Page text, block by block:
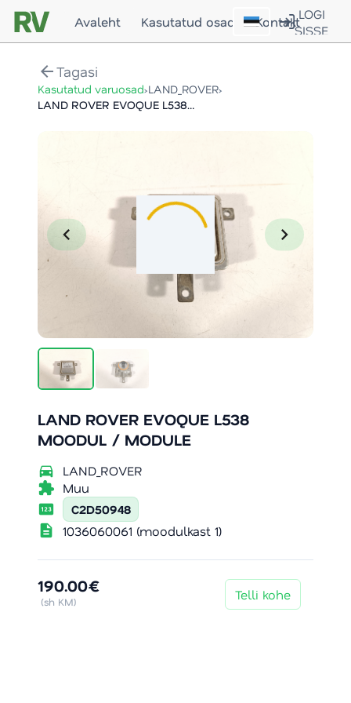
Avaleht Kasutatud osad KontaktLOGI
SISSE
arrow_backTagasi
Kasutatud varuosad›LAND_ROVER›
LAND ROVER EVOQUE L538 MOODUL / MODULE
chevron_left chevron_right
LAND ROVER EVOQUE L538
MOODUL / MODULE
directions_car LAND_ROVER
extension Muu
pin C2D50948
description 1036060061 (moodulkast 1)
190.00€
(sh KM) Telli kohe